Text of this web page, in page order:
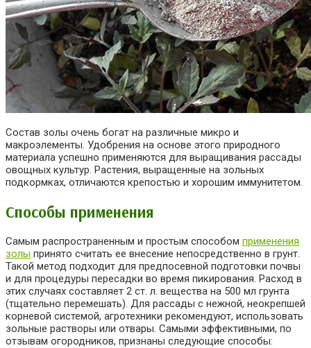
Состав золы очень богат на различные микро и
макроэлементы. Удобрения на основе этого природного
материала успешно применяются для выращивания рассады
овощных культур. Растения, выращенные на зольных
подкормках, отличаются крепостью и хорошим иммунитетом.
Способы применения
Самым распространенным и простым способом применения
золы принято считать ее внесение непосредственно в грунт.
Такой метод подходит для предпосевной подготовки почвы
и для процедуры пересадки во время пикирования. Расход в
этих случаях составляет 2 ст. л. вещества на 500 мл грунта
(тщательно перемешать). Для рассады с нежной, неокрепшей
корневой системой, агротехники рекомендуют, использовать
зольные растворы или отвары. Самыми эффективными, по
отзывам огородников, признаны следующие способы: